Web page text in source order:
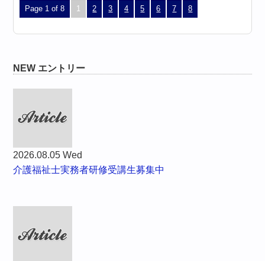
Page 1 of 8 1 2 3 4 5 6 7 8
NEW エントリー
2026.08.05 Wed
介護福祉士実務者研修受講生募集中